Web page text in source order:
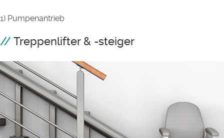
1) Pumpenantrieb
Treppenlifter & -steiger